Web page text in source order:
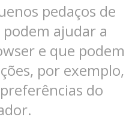
pedaços de
ajudar a
e que podem
por exemplo,
do